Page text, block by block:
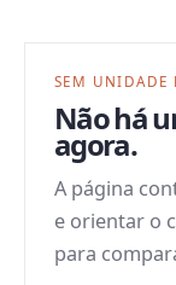
SEM UNIDADE
Não há
agora.
A página
e orientar o
para